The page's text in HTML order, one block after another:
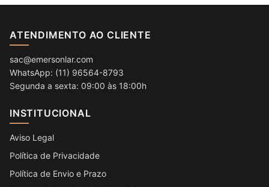
ATENDIMENTO AO CLIENTE
sac@emersonlar.com
WhatsApp: (11) 96564-8793
Segunda a sexta: 09:00 às 18:00h
INSTITUCIONAL
Aviso Legal
Política de Privacidade
Política de Envio e Prazo